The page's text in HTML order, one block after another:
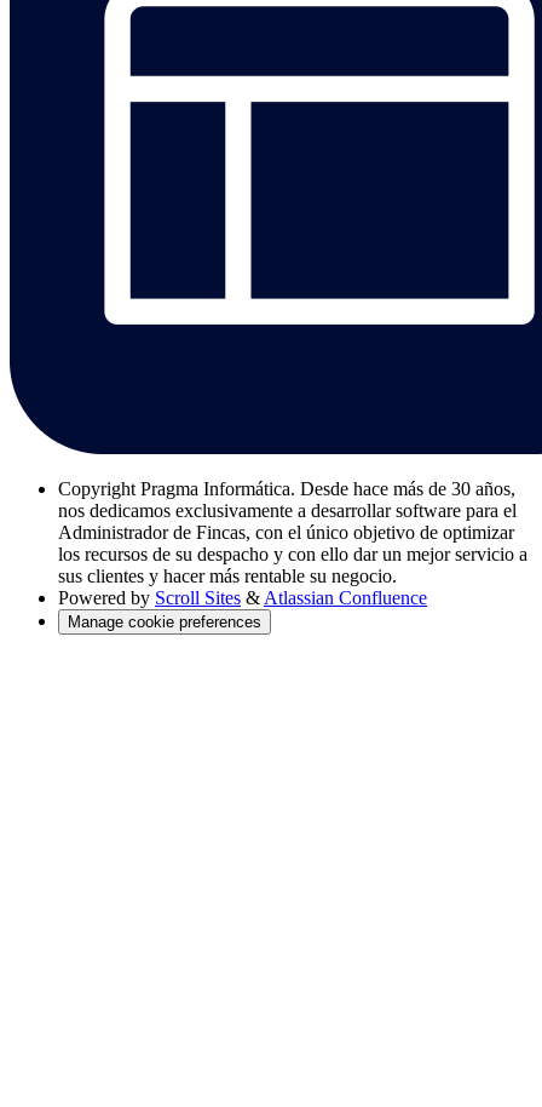
Copyright Pragma Informática. Desde hace más de 30 años,
nos dedicamos exclusivamente a desarrollar software para el
Administrador de Fincas, con el único objetivo de optimizar
los recursos de su despacho y con ello dar un mejor servicio a
sus clientes y hacer más rentable su negocio.
Powered by Scroll Sites & Atlassian Confluence
Manage cookie preferences